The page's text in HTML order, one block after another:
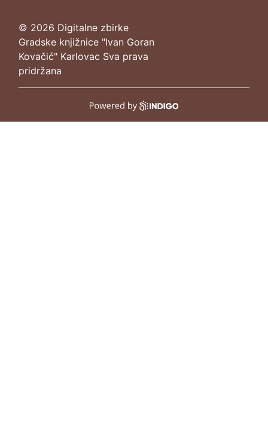
© 2026 Digitalne zbirke
Gradske knjižnice "Ivan Goran
Kovačić" Karlovac Sva prava
pridržana